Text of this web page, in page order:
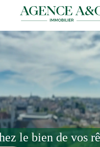
le bien de vos